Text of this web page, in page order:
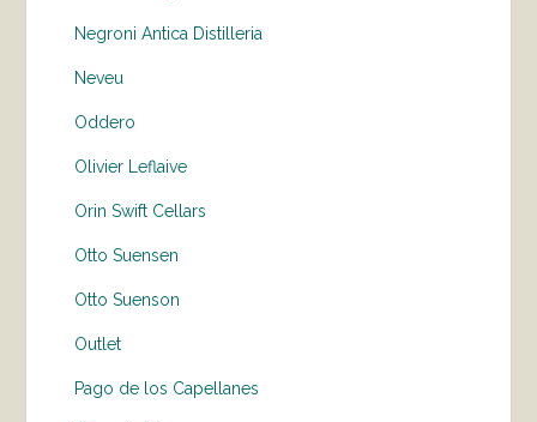
Negroni Antica Distilleria
Neveu
Oddero
Olivier Leflaive
Orin Swift Cellars
Otto Suensen
Otto Suenson
Outlet
Pago de los Capellanes